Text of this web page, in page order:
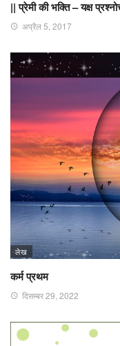
|| प्रेमी की भक्ति – यक्ष
अप्रैल 5, 2017
लेख
कर्म प्रथम
दिसम्बर 29, 2022